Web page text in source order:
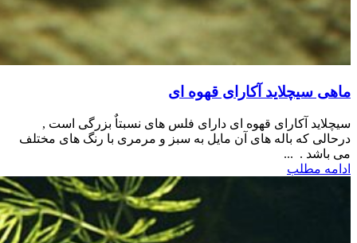
ماهی سیچلاید آکارای قهوه ای
سیچلاید آکارای قهوه ای دارای فلس های نسبتاٌ بزرگی است ,
درحالی که باله های آن مایل به سبز و مرمری با رنگ های مختلف
می باشد . ...
ادامه مطلب